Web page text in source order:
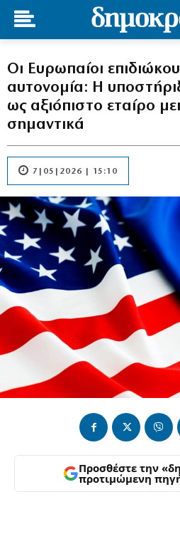
Οι Ευρωπαίοι
αυτονομία: Η
ως αξιόπιστο εταίρο
σημαντικά
7|05|2026 | 15:10
Προσθέστε την
προτιμώμενη